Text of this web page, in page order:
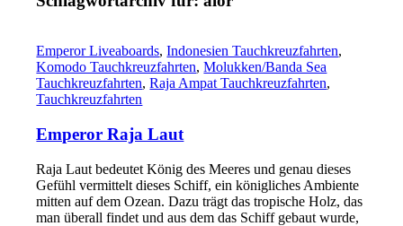
Emperor Liveaboards,Indonesien Tauchkreuzfahrten,
Komodo Tauchkreuzfahrten,Molukken/Banda Sea
Tauchkreuzfahrten,Raja Ampat Tauchkreuzfahrten,
Tauchkreuzfahrten
Emperor Raja Laut
Raja Laut bedeutet König des Meeres und genau dieses
Gefühl vermittelt dieses Schiff, ein königliches Ambiente
mitten auf dem Ozean. Dazu trägt das tropische Holz, das
man überall findet und aus dem das Schiff gebaut wurde,